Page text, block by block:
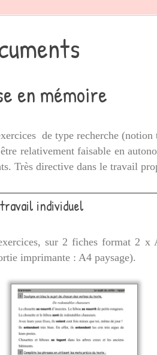
en mémoire
de type recherche
relativement faisable en
Très directive dans le travail
individuel
sur 2 fiches format 2 x
imprimante : A4 paysage).